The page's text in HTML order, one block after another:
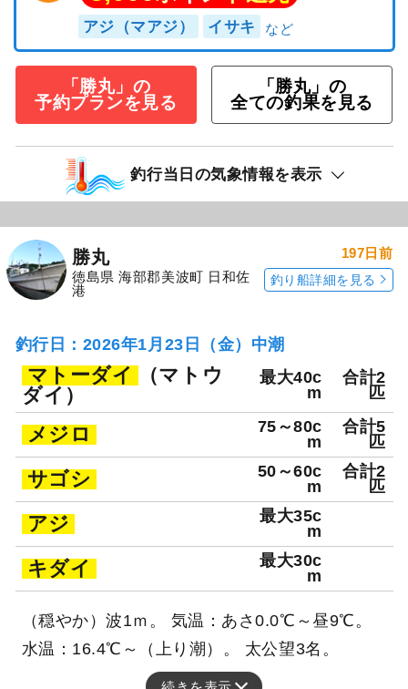
アジ（マアジ） イサキ
「勝丸」の
予約プランを見る
「勝丸」の
全ての釣果を見る
釣行当日の気象情報を表示
勝丸
徳島県 海部郡美波町 日和佐
港
197日前
釣り船詳細を見る
釣行日：2026年1月23日（金）中潮
マトーダイ
（マトウ
ダイ）
最大40c
m
合計2
匹
メジロ
75～80c
m
合計5
匹
サゴシ
50～60c
m
合計2
匹
アジ
最大35c
m
キダイ
最大30c
m
（穏やか）波1ｍ。 気温：あさ0.0℃～昼9℃。
水温：16.4℃～（上り潮）。 太公望3名。